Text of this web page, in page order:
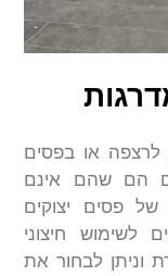
לרצפה או בפסים
הם שהם אינם
של פסים יצוקים
לשימוש חיצוני
וניתן לבחור את